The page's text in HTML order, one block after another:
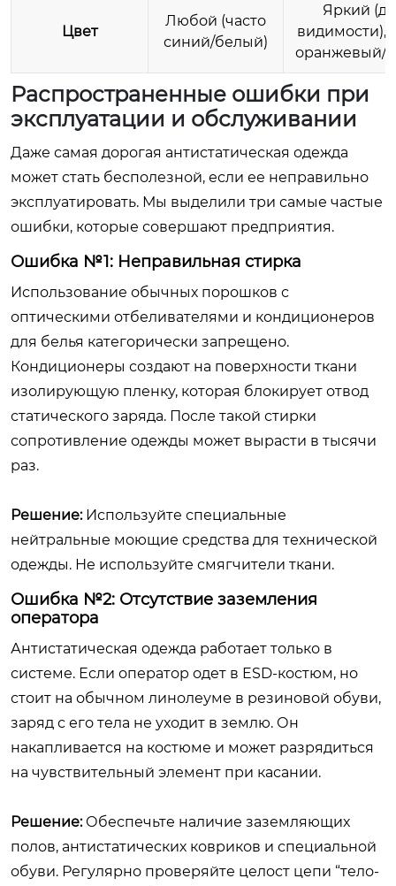
Цвет
Любой (часто
синий/белый)
Яркий
видимости),
оранжевый/
Распространенные ошибки при
эксплуатации и обслуживании
Даже самая дорогая антистатическая одежда
может стать бесполезной, если ее неправильно
эксплуатировать. Мы выделили три самые частые
ошибки, которые совершают предприятия.
Ошибка №1: Неправильная стирка
Использование обычных порошков с
оптическими отбеливателями и кондиционеров
для белья категорически запрещено.
Кондиционеры создают на поверхности ткани
изолирующую пленку, которая блокирует отвод
статического заряда. После такой стирки
сопротивление одежды может вырасти в тысячи
раз.
Решение:Используйте специальные
нейтральные моющие средства для технической
одежды. Не используйте смягчители ткани.
Ошибка №2: Отсутствие заземления
оператора
Антистатическая одежда работает только в
системе. Если оператор одет в ESD-костюм, но
стоит на обычном линолеуме в резиновой обуви,
заряд с его тела не уходит в землю. Он
накапливается на костюме и может разрядиться
на чувствительный элемент при касании.
Решение:Обеспечьте наличие заземляющих
полов, антистатических ковриков и специальной
обуви. Регулярно проверяйте целост цепи “тело-